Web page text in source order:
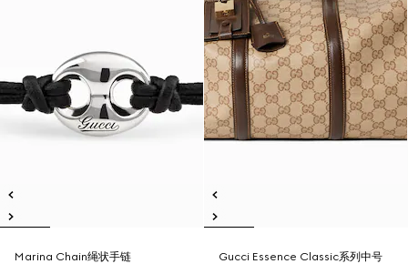
Marina Chain绳状手链
Gucci Essence Classic系列中号